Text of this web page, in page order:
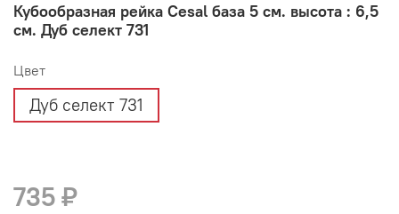
Кубообразная рейка Cesal база 5 см. высота : 6,5
см. Дуб селект 731
Цвет
Дуб селект 731
735 ₽